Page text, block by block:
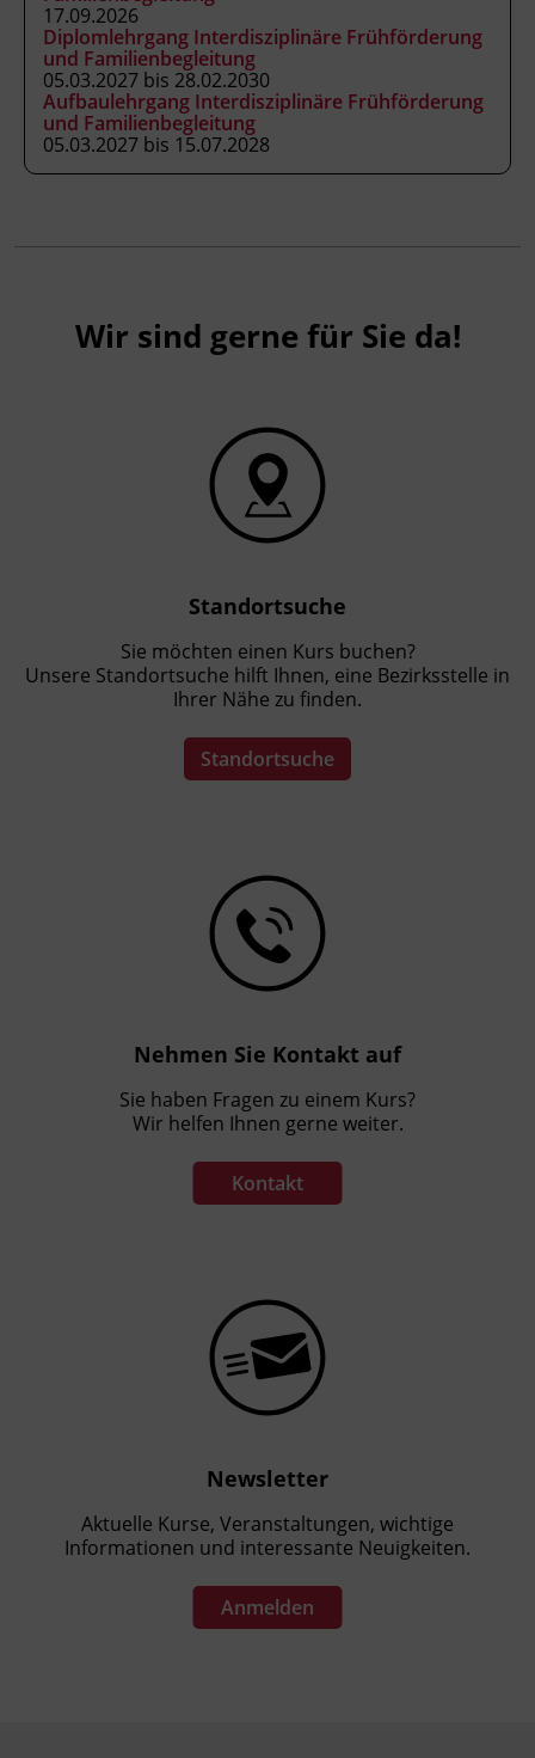
Zwei Jahre einschlägige Berufserfahrung
in der Arbeit mit Kindern oder
Menschen mit Behinderungen
(ausgenommen aktive
Frühförder_innen)
Zeugnisse etc.)
Persönliches Aufnahmegespräch dient
Fachtrainer_in
Das Aufnahmegespräch ist die Voraussetzung
für die Anmeldung zum dreijährigen
17.09.2026
Diplomlehrgang Interdisziplinäre Frühförderung
und Familienbegleitung
05.03.2027 bis 28.02.2030
Aufbaulehrgang Interdisziplinäre Frühförderung
und Familienbegleitung
05.03.2027 bis 15.07.2028
Wir sind gerne für Sie da!
Standortsuche
Sie möchten einen Kurs buchen?
Unsere Standortsuche hilft Ihnen, eine Bezirksstelle in
Ihrer Nähe zu finden.
Standortsuche
Nehmen Sie Kontakt auf
Sie haben Fragen zu einem Kurs?
Wir helfen Ihnen gerne weiter.
Kontakt
Newsletter
Aktuelle Kurse, Veranstaltungen, wichtige
Informationen und interessante Neuigkeiten.
Anmelden